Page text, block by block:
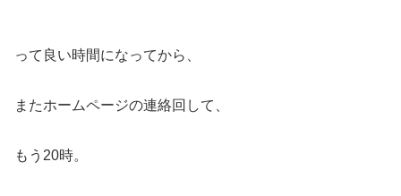
って良い時間になってから、
またホームページの連絡回して、
もう20時。